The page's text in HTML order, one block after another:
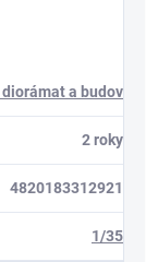
a budov
2 roky
4820183312921
1/35